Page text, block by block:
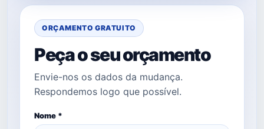
ORÇAMENTO GRATUITO
Peça o seu orçamento
Envie-nos os dados da mudança.
Respondemos logo que possível.
Nome *